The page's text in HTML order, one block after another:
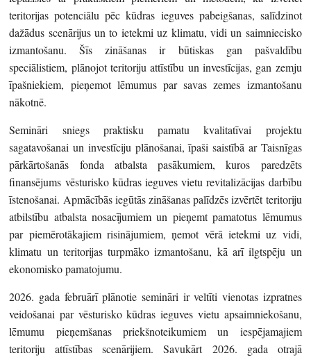
teritorijas potenciālu pēc kūdras ieguves pabeigšanas, salīdzinot
dažādus scenārijus un to ietekmi uz klimatu, vidi un saimniecisko
izmantošanu. Šīs zināšanas ir būtiskas gan pašvaldību
speciālistiem, plānojot teritoriju attīstību un investīcijas, gan zemju
īpašniekiem, pieņemot lēmumus par savas zemes izmantošanu
nākotnē.
Semināri sniegs praktisku pamatu kvalitatīvai projektu
sagatavošanai un investīciju plānošanai, īpaši saistībā ar Taisnīgas
pārkārtošanās fonda atbalsta pasākumiem, kuros paredzēts
finansējums vēsturisko kūdras ieguves vietu revitalizācijas darbību
īstenošanai. Apmācībās iegūtās zināšanas palīdzēs izvērtēt teritoriju
atbilstību atbalsta nosacījumiem un pieņemt pamatotus lēmumus
par piemērotākajiem risinājumiem, ņemot vērā ietekmi uz vidi,
klimatu un teritorijas turpmāko izmantošanu, kā arī ilgtspēju un
ekonomisko pamatojumu.
2026. gada februārī plānotie semināri ir veltīti vienotas izpratnes
veidošanai par vēsturisko kūdras ieguves vietu apsaimniekošanu,
lēmumu pieņemšanas priekšnoteikumiem un iespējamajiem
teritoriju attīstības scenārijiem. Savukārt 2026. gada otrajā